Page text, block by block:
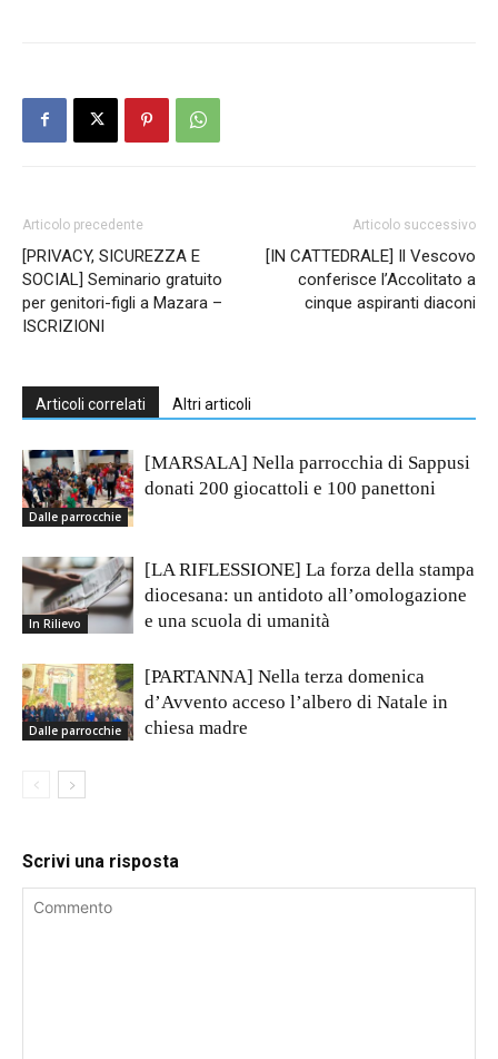
Articolo precedente
[PRIVACY, SICUREZZA E
SOCIAL] Seminario gratuito
per genitori-figli a Mazara –
ISCRIZIONI
Articolo successivo
[IN CATTEDRALE] Il Vescovo
conferisce l’Accolitato a
cinque aspiranti diaconi
Articoli correlati Altri articoli
Dalle parrocchie
[MARSALA] Nella parrocchia di Sappusi
donati 200 giocattoli e 100 panettoni
In Rilievo
[LA RIFLESSIONE] La forza della stampa
diocesana: un antidoto all’omologazione
e una scuola di umanità
Dalle parrocchie
[PARTANNA] Nella terza domenica
d’Avvento acceso l’albero di Natale in
chiesa madre
Scrivi una risposta